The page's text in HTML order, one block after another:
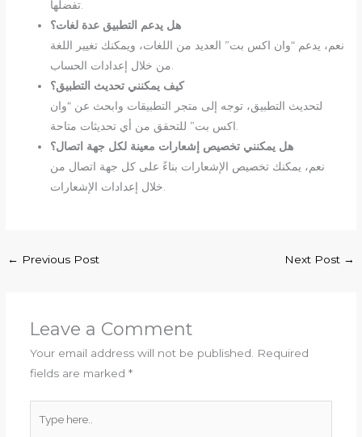
هل يدعم التطبيق عدة لغات؟
نعم، يدعم “وان اكس بت” العديد من اللغات، ويمكنك تغيير اللغة
كيف يمكنني تحديث التطبيق؟
لتحديث التطبيق، توجه إلى متجر التطبيقات وابحث عن “وان
هل يمكنني تخصيص إشعارات معينة لكل جهة اتصال؟
نعم، يمكنك تخصيص الإشعارات بناءً على كل جهة اتصال من
← Previous Post Next Post →
Leave a Comment
Your email address will not be published.
Required
fields are marked *
here..